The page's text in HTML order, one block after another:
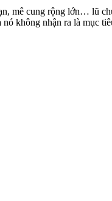
mê cung rộng lớn… lũ
không nhận ra là mục